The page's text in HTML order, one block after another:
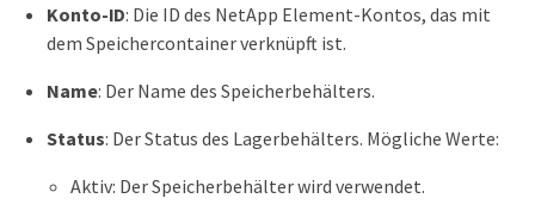
Konto-ID: Die ID des NetApp Element-Kontos, das mit
dem Speichercontainer verknüpft ist.
Name: Der Name des Speicherbehälters.
Status: Der Status des Lagerbehälters. Mögliche Werte:
Aktiv: Der Speicherbehälter wird verwendet.